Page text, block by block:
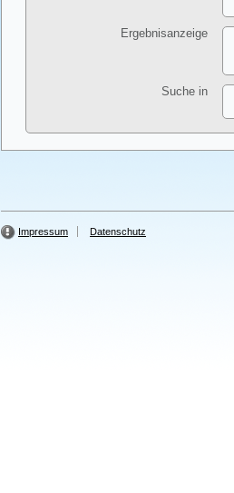
Ergebnisanzeige
Suche in
Impressum Datenschutz